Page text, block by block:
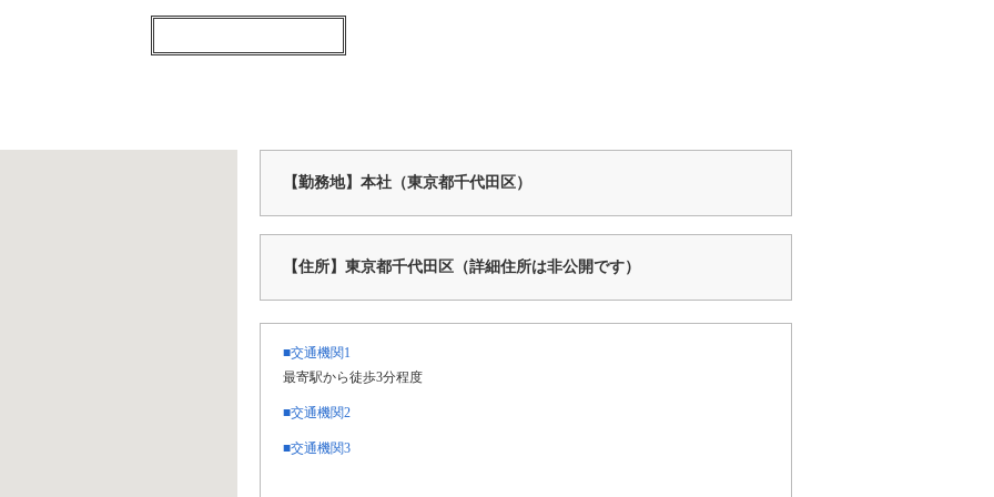
【勤務地】本社（東京都千代田区）
【住所】東京都千代田区（詳細住所は非公開です）
■交通機関1
最寄駅から徒歩3分程度
■交通機関2
■交通機関3